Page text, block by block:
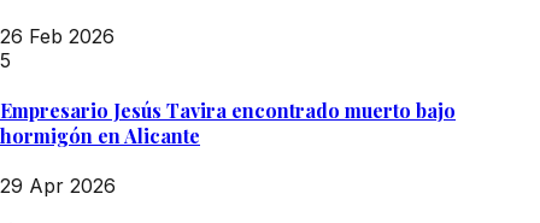
26 Feb 2026
5
Empresario Jesús Tavira encontrado muerto bajo
hormigón en Alicante
29 Apr 2026